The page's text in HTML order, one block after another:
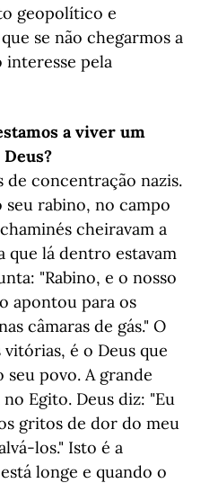
geopolítico e
se não chegarmos a
pela
a viver um
de concentração nazis.
rabino, no campo
cheiravam a
que lá dentro estavam
"Rabino, e o nosso
apontou para os
câmaras de gás." O
vitórias, é o Deus que
seu povo. A grande
Egito. Deus diz: "Eu
gritos de dor do meu
los." Isto é a
longe e quando o